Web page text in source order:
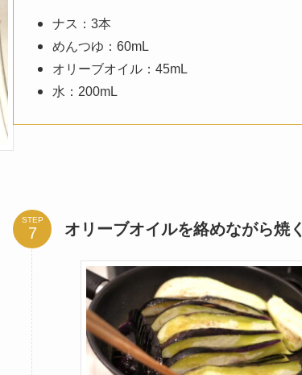
ナス：3本
めんつゆ：60mL
オリーブオイル：45mL
水：200mL
STEP オリーブオイルを絡めながら焼く